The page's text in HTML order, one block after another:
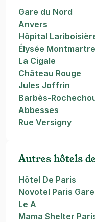
Gare du Nord
Anvers
Hôpital
Élysée Montmartre
La Cigale
Château Rouge
Jules Joffrin
Barbès-
Abbesses
Rue Versigny
Autres hôtels
Hôtel De Paris
Novotel Paris
Le A
Mama Shelter